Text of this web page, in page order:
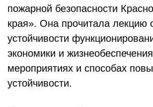
пожарной безопасности
края». Она прочитала лекцию
устойчивости
экономики и
мероприятиях и способах
устойчивости.